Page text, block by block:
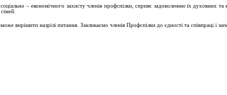
– економічного захисту членів профспілки, сприяє задоволенню їх духовних та
вирішити назрілі питання. Закликаємо членів Профспілки до єдності та співпраці і